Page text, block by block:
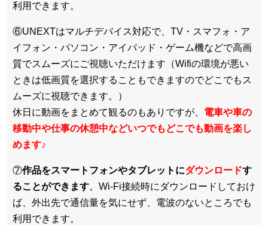
利用できます。
⑥UNEXTはマルチデバイス対応で、TV・スマフォ・ア
イフォン・パソコン・アイパッド・ゲーム機などで高画
質でスムーズにご視聴いただけます（Wifiの環境が悪い
ときは低画質を選択することもできますのでどこでもス
ムーズに視聴できます。）
休日に動画をまとめて観るのもありですが、 電車や車の
移動中や仕事の休憩中などいつでもどこでも動画を楽し
めます♪
⑦作品をスマートフォンやタブレットにダウンロードす
ることができます。Wi-Fi接続時にダウンロードしておけ
ば、外出先で通信量を気にせず、電波のないところでも
利用できます。